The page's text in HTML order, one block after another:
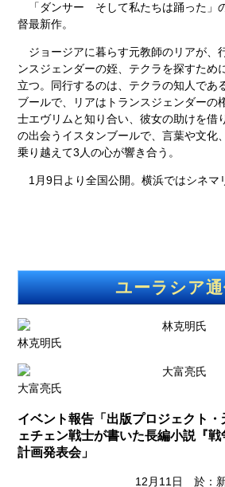
「ダンサー そして私たちは踊った」
督最新作。
ジョージアに暮らす元教師のリアが、
ンスジェンダーの姪、テクラを探すため
立つ。同行するのは、テクラの知人であ
ブールで、リアはトランスジェンダーの
士エヴリムと知り合い、彼女の助けを借
の出会うイスタンブールで、言葉や文化
乗り越えて3人の心が響き合う。
1月9日より全国公開。横浜ではシネマ
ユーラシア
林克明氏
大富亮氏
イベント報告「出版プロジェクト
ェチェン戦士が書いた長編小説『
計画発表会」
12月11日 於：